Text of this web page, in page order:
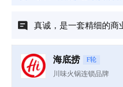
真诚，是一套精细的商
海底捞 F轮
川味火锅连锁品牌